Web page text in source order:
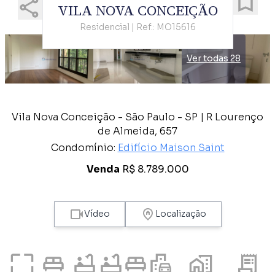
VILA NOVA CONCEIÇÃO
Residencial | Ref.: MO15616
Ver todas 28
Vila Nova Conceição - São Paulo - SP | R Lourenço
de Almeida, 657
Condomínio: Edifício Maison Saint
Venda R$ 8.789.000
Vídeo Localização